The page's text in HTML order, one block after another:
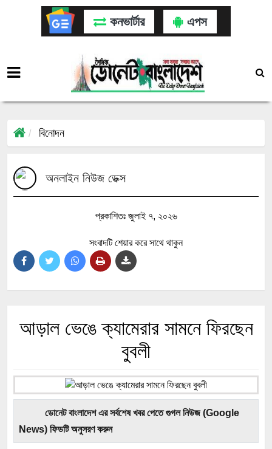
কনভার্টার এপস
বিনোদন
অনলাইন নিউজ ডেক্স
প্রকাশিতঃ জুলাই ৭, ২০২৬
সংবাদটি শেয়ার করে সাথে থাকুন
আড়াল ভেঙে ক্যামেরার সামনে ফিরছেন
বুবলী
ডোনেট বাংলাদেশ এর সর্বশেষ খবর পেতে গুগল নিউজ (Google
News) ফিডটি অনুসরণ করুন